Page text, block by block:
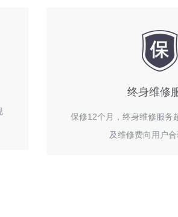
终身维修
保修12个月，终身维修服务
及维修费向用户合